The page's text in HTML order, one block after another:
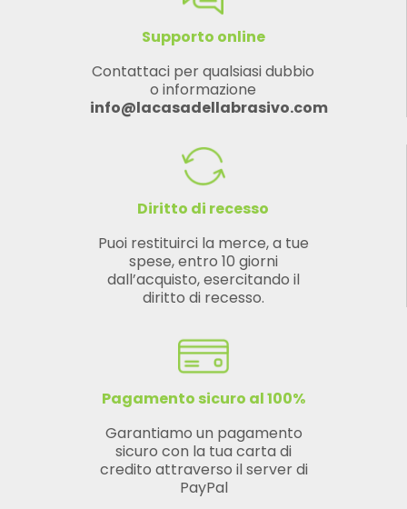
Supporto online
Contattaci per qualsiasi dubbio
o informazione
info@lacasadellabrasivo.com
Diritto di recesso
Puoi restituirci la merce, a tue
spese, entro 10 giorni
dall’acquisto, esercitando il
diritto di recesso.
Pagamento sicuro al 100%
Garantiamo un pagamento
sicuro con la tua carta di
credito attraverso il server di
PayPal